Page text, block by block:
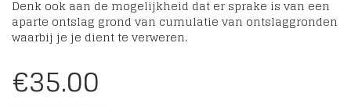
Denk ook aan de mogelijkheid dat er sprake is van een
aparte ontslag grond van cumulatie van ontslaggronden
waarbij je je dient te verweren.
€35.00